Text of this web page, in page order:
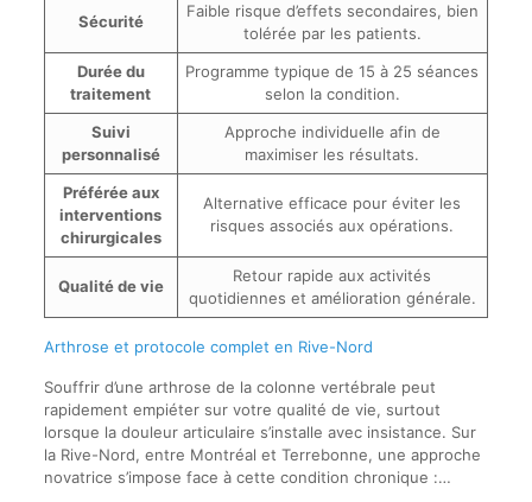
Sécurité
Faible risque d’effets secondaires, bien
tolérée par les patients.
Durée du
traitement
Programme typique de 15 à 25 séances
selon la condition.
Suivi
personnalisé
Approche individuelle afin de
maximiser les résultats.
Préférée aux
interventions
chirurgicales
Alternative efficace pour éviter les
risques associés aux opérations.
Qualité de vie
Retour rapide aux activités
quotidiennes et amélioration générale.
Arthrose et protocole complet en Rive-Nord
Souffrir d’une arthrose de la colonne vertébrale peut
rapidement empiéter sur votre qualité de vie, surtout
lorsque la douleur articulaire s’installe avec insistance. Sur
la Rive-Nord, entre Montréal et Terrebonne, une approche
novatrice s’impose face à cette condition chronique :…